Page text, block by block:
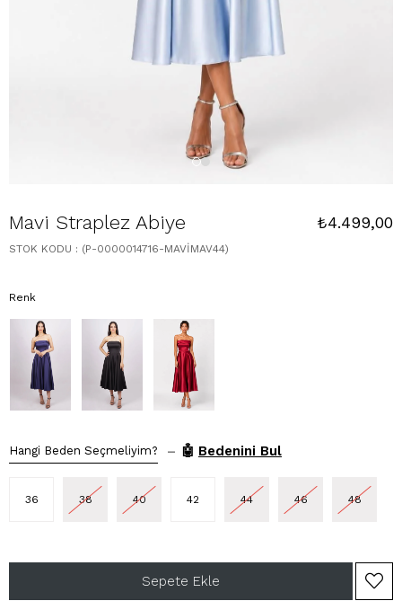
Mavi Straplez Abiye ₺4.499,00
STOK KODU (P-0000014716-MAVİMAV44)
Renk
Hangi Beden Seçmeliyim? – 🤖 Bedenini Bul
36 38 40 42 44 46 48